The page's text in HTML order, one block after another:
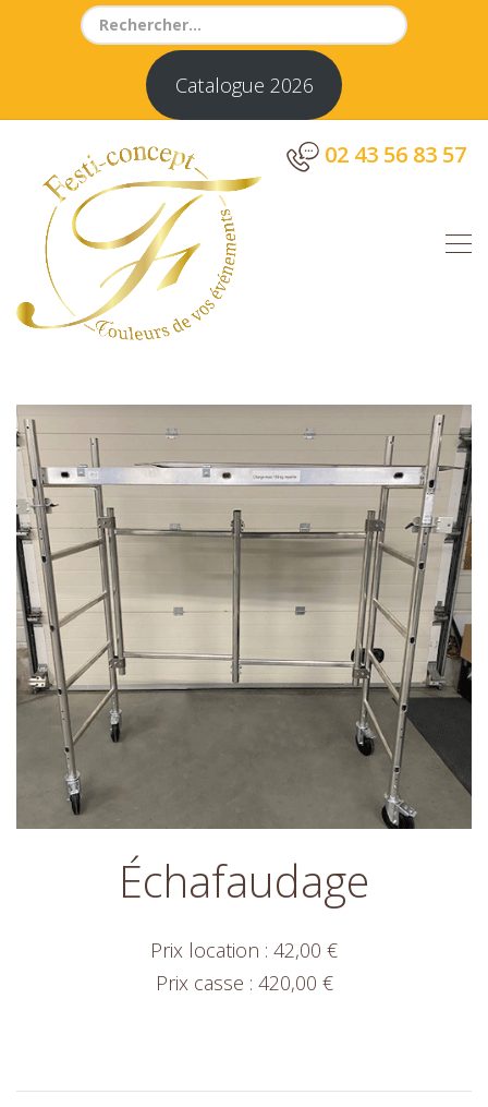
Search
Catalogue 2026
02 43 56 83 57
Échafaudage
Prix location : 42,00 €
Prix casse : 420,00 €